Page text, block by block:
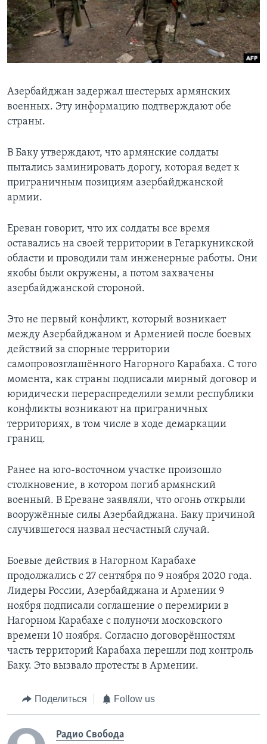
Learning English
СОЦИАЛЬНЫЕ СЕТИ
Языки
Азербайджан задержал шестерых армянских
военных. Эту информацию подтверждают обе
страны.
В Баку утверждают, что армянские солдаты
пытались заминировать дорогу, которая ведет к
приграничным позициям азербайджанской
армии.
Ереван говорит, что их солдаты все время
оставались на своей территории в Гегаркуникской
области и проводили там инженерные работы. Они
якобы были окружены, а потом захвачены
азербайджанской стороной.
Это не первый конфликт, который возникает
между Азербайджаном и Арменией после боевых
действий за спорные территории
самопровозглашённого Нагорного Карабаха. С того
момента, как страны подписали мирный договор и
юридически перераспределили земли республики
конфликты возникают на приграничных
территориях, в том числе в ходе демаркации
границ.
Ранее на юго-восточном участке произошло
столкновение, в котором погиб армянский
военный. В Ереване заявляли, что огонь открыли
вооружённые силы Азербайджана. Баку причиной
случившегося назвал несчастный случай.
Боевые действия в Нагорном Карабахе
продолжались с 27 сентября по 9 ноября 2020 года.
Лидеры России, Азербайджана и Армении 9
ноября подписали соглашение о перемирии в
Нагорном Карабахе с полуночи московского
времени 10 ноября. Согласно договорённостям
часть территорий Карабаха перешли под контроль
Баку. Это вызвало протесты в Армении.
Поделиться Follow us
Радио Свобода